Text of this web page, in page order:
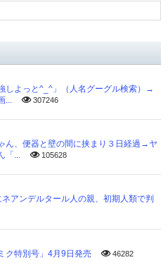
しよっと^_^」（人名グーグル検索）→
...
307246
ん、便器と壁の間に挟まり３日経過→ヤ
「...
105628
ネアンデルタール人の親、初期人類で判
ク特別号」4月9日発売 46282